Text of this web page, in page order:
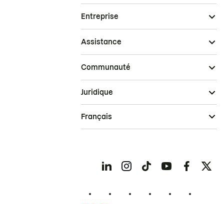
Entreprise
Assistance
Communauté
Juridique
Français